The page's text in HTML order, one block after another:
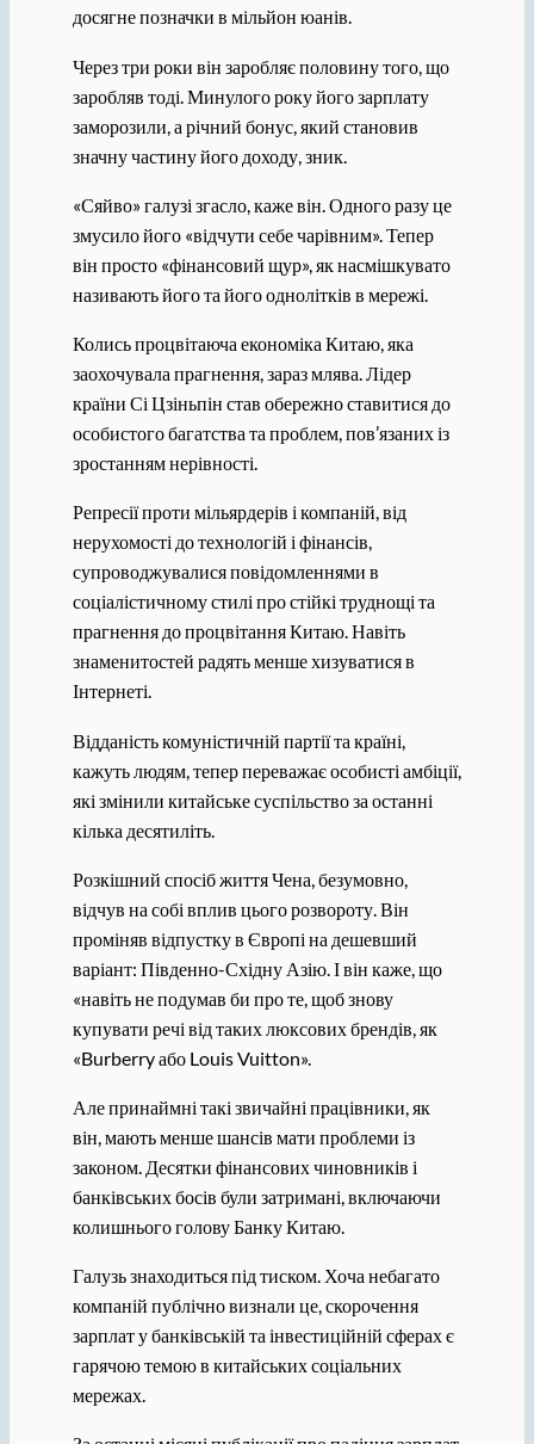
досягне позначки в мільйон юанів.
Через три роки він заробляє половину того, що
заробляв тоді. Минулого року його зарплату
заморозили, а річний бонус, який становив
значну частину його доходу, зник.
«Сяйво» галузі згасло, каже він. Одного разу це
змусило його «відчути себе чарівним». Тепер
він просто «фінансовий щур», як насмішкувато
називають його та його однолітків в мережі.
Колись процвітаюча економіка Китаю, яка
заохочувала прагнення, зараз млява. Лідер
країни Сі Цзіньпін став обережно ставитися до
особистого багатства та проблем, пов’язаних із
зростанням нерівності.
Репресії проти мільярдерів і компаній, від
нерухомості до технологій і фінансів,
супроводжувалися повідомленнями в
соціалістичному стилі про стійкі труднощі та
прагнення до процвітання Китаю. Навіть
знаменитостей радять менше хизуватися в
Інтернеті.
Відданість комуністичній партії та країні,
кажуть людям, тепер переважає особисті амбіції,
які змінили китайське суспільство за останні
кілька десятиліть.
Розкішний спосіб життя Чена, безумовно,
відчув на собі вплив цього розвороту. Він
проміняв відпустку в Європі на дешевший
варіант: Південно-Східну Азію. І він каже, що
«навіть не подумав би про те, щоб знову
купувати речі від таких люксових брендів, як
«Burberry або Louis Vuitton».
Але принаймні такі звичайні працівники, як
він, мають менше шансів мати проблеми із
законом. Десятки фінансових чиновників і
банківських босів були затримані, включаючи
колишнього голову Банку Китаю.
Галузь знаходиться під тиском. Хоча небагато
компаній публічно визнали це, скорочення
зарплат у банківській та інвестиційній сферах є
гарячою темою в китайських соціальних
мережах.